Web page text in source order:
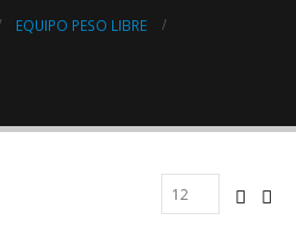
EQUIPO PESO LIBRE